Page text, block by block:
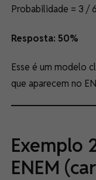
Probabilidade = 3 /
Resposta: 50%
Esse é um modelo
que aparecem no
Exemplo
ENEM